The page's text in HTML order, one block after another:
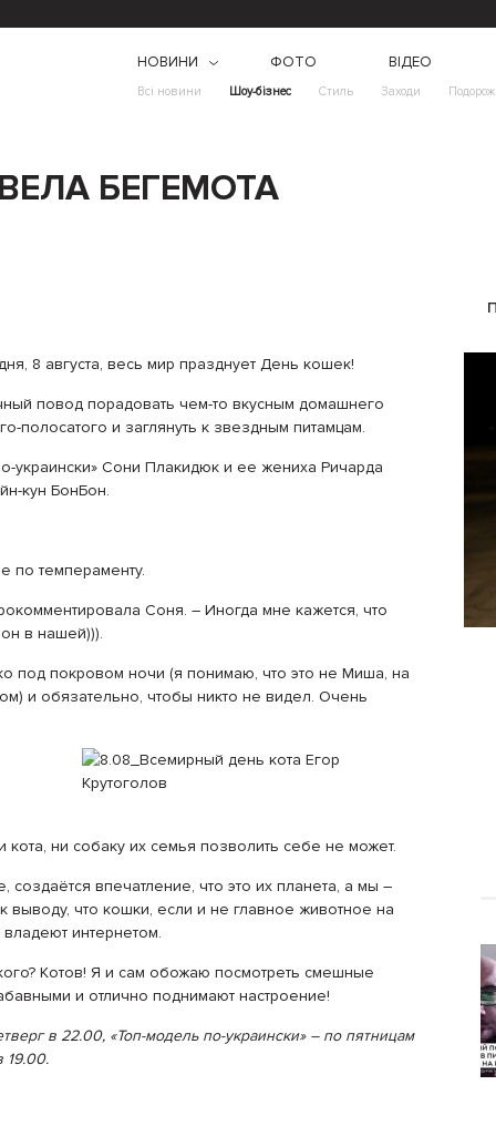
НОВИНИ
Всі новини Шоу-бізнес Стиль Заходи
ФОТО ВІДЕО
БЕГЕМОТА
8 августа, весь мир празднует День кошек!
повод порадовать чем-то вкусным домашнего
полосатого и заглянуть к звездным питамцам.
украински» Сони Плакидюк и ее жениха Ричарда
кун БонБон.
по темпераменту.
Соня. – Иногда мне кажется, что
в нашей))).
под покровом ночи (я понимаю, что это не Миша, на
и обязательно, чтобы никто не видел. Очень
ни собаку их семья позволить себе не может.
впечатление, что это их планета, а мы –
выводу, что кошки, если и не главное животное на
интернетом.
Котов! Я и сам обожаю посмотреть смешные
и отлично поднимают настроение!
в 22.00, «Топ-модель по-украински» – по пятницам
19.00.